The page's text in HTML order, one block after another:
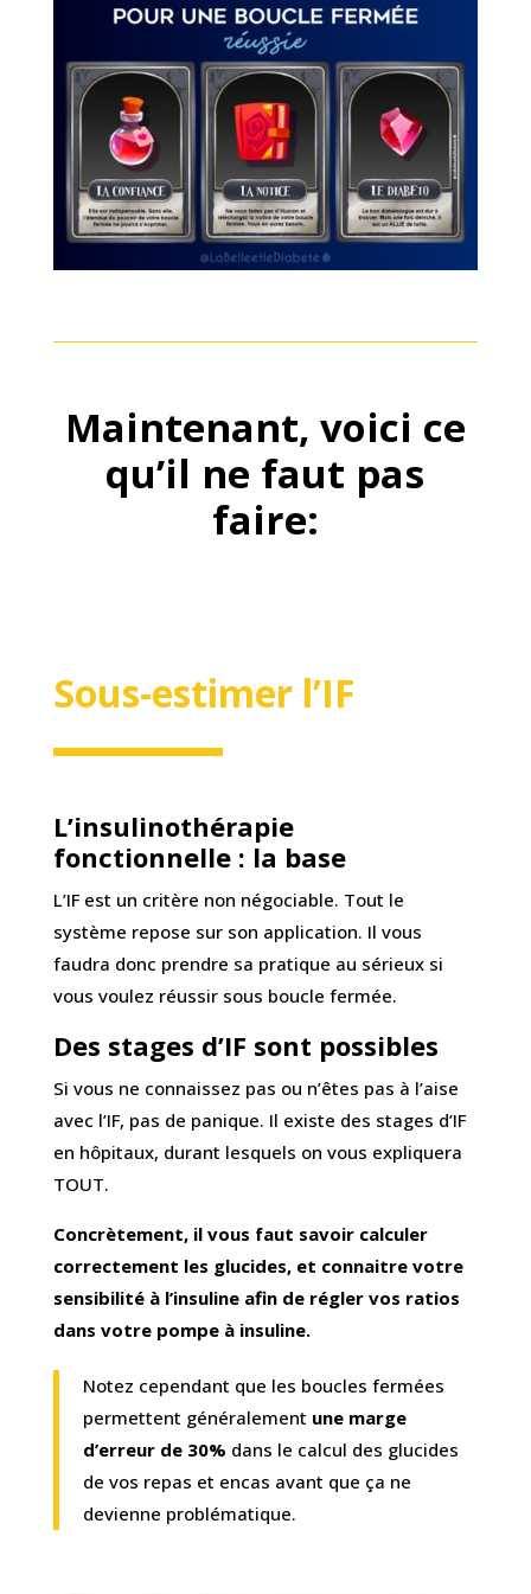
Maintenant, voici ce
qu’il ne faut pas
faire:
Sous-estimer l’IF
L’insulinothérapie
fonctionnelle : la base
L’IF est un critère non négociable. Tout le
système repose sur son application. Il vous
faudra donc prendre sa pratique au sérieux si
vous voulez réussir sous boucle fermée.
Des stages d’IF sont possibles
Si vous ne connaissez pas ou n’êtes pas à l’aise
avec l’IF, pas de panique. Il existe des stages d’IF
en hôpitaux, durant lesquels on vous expliquera
TOUT.
Concrètement, il vous faut savoir calculer
correctement les glucides, et connaitre votre
sensibilité à l’insuline afin de régler vos ratios
dans votre pompe à insuline.
Notez cependant que les boucles fermées
permettent généralement une marge
d’erreur de 30% dans le calcul des glucides
de vos repas et encas avant que ça ne
devienne problématique.